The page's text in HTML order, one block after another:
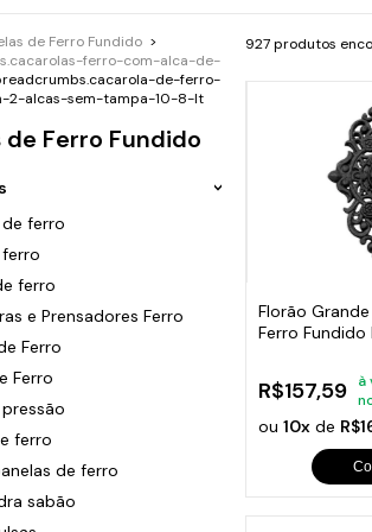
de Ferro Fundido >
ferro-com-alca-de-
de-ferro-
2-alcas-sem-tampa-10-8-lt
de Ferro Fundido
ferro
ferro
e Prensadores Ferro
Ferro
Ferro
ferro
de ferro
sabão
927 produtos
Florão
Ferro
R$157,59
à
ou10x de